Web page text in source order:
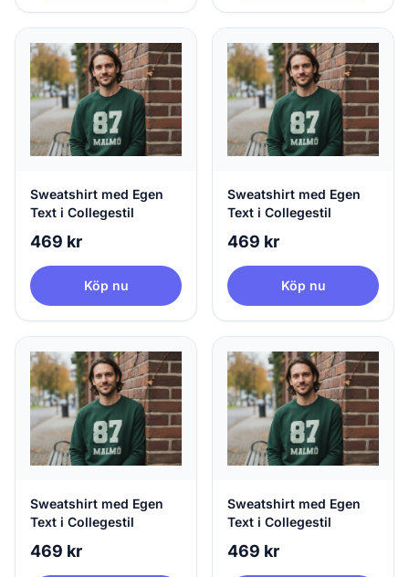
Sweatshirt med Egen
Text i Collegestil
469 kr
Köp nu
Sweatshirt med Egen
Text i Collegestil
469 kr
Köp nu
Sweatshirt med Egen
Text i Collegestil
469 kr
Sweatshirt med Egen
Text i Collegestil
469 kr